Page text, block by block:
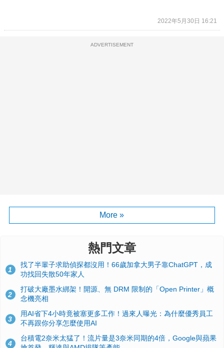
2022年5月30日 16:21
ADVERTISEMENT
More »
熱門文章
1
找了半輩子求助偵探都沒用！66歲加拿大男子靠ChatGPT，成
功找回失散50年家人
2
打破大廠墨水綁架！開源、無 DRM 限制的「Open Printer」概
念機亮相
3
用AI省下4小時竟被塞更多工作！過來人曝光：為什麼優秀員工
不再跟你分享怎麼使用AI
4
台積電2奈米太猛了！流片量是3奈米同期的4倍，Google與蘋果